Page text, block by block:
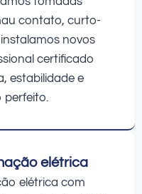
contato, curto-
novos
certificado
estabilidade e
elétrica
elétrica com